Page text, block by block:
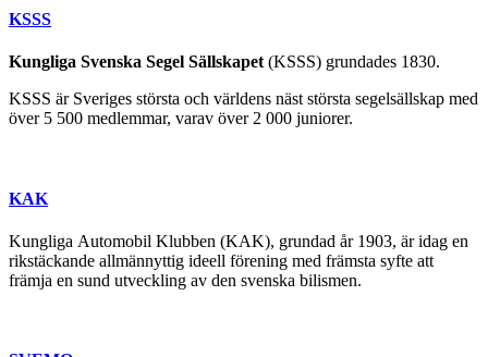
KSSS
Kungliga Svenska Segel Sällskapet (KSSS) grundades 1830.
KSSS är Sveriges största och världens näst största segelsällskap med
över 5 500 medlemmar, varav över 2 000 juniorer.
KAK
Kungliga Automobil Klubben (KAK), grundad år 1903, är idag en
rikstäckande allmännyttig ideell förening med främsta syfte att
främja en sund utveckling av den svenska bilismen.